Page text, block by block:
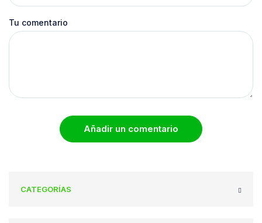
Tu comentario
Añadir un comentario
CATEGORÍAS